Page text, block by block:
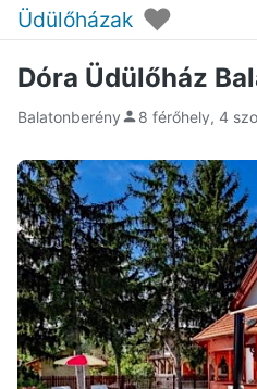
Üdülőházak ♥
Dóra Üdülőház
Balatonberény 8 férőhely, 4